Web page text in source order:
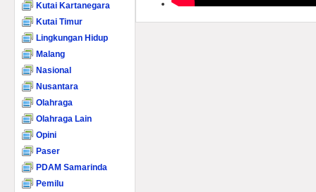
Kutai Kartanegara
Kutai Timur
Lingkungan Hidup
Malang
Nasional
Nusantara
Olahraga
Olahraga Lain
Opini
Paser
PDAM Samarinda
Pemilu